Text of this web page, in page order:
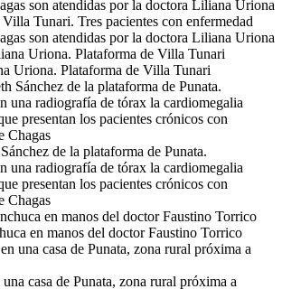
Tunari. Tres pacientes con enfermedad
son atendidas por la doctora Liliana Uriona
Uriona. Plataforma de Villa Tunari
de la plataforma de Punata.
una radiografía de tórax la cardiomegalia
presentan los pacientes crónicos con
Chagas
en manos del doctor Faustino Torrico
casa de Punata, zona rural próxima a